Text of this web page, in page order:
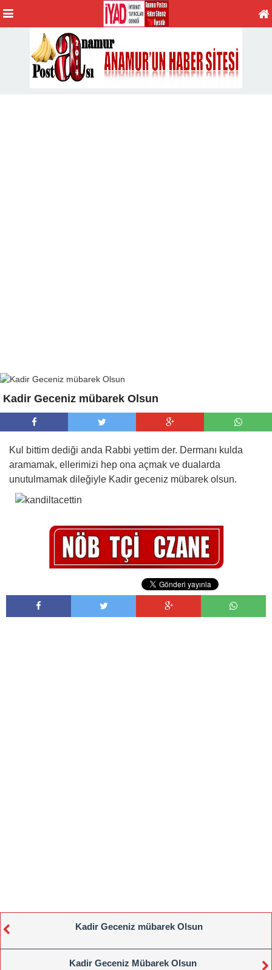
Kadir Geceniz mübarek Olsun
Kul bittim dediği anda Rabbi yettim der. Dermanı kulda
aramamak, ellerimizi hep ona açmak ve dualarda
unutulmamak dileğiyle Kadir geceniz mübarek olsun.
Kadir Geceniz mübarek Olsun
Kadir Geceniz Mübarek Olsun